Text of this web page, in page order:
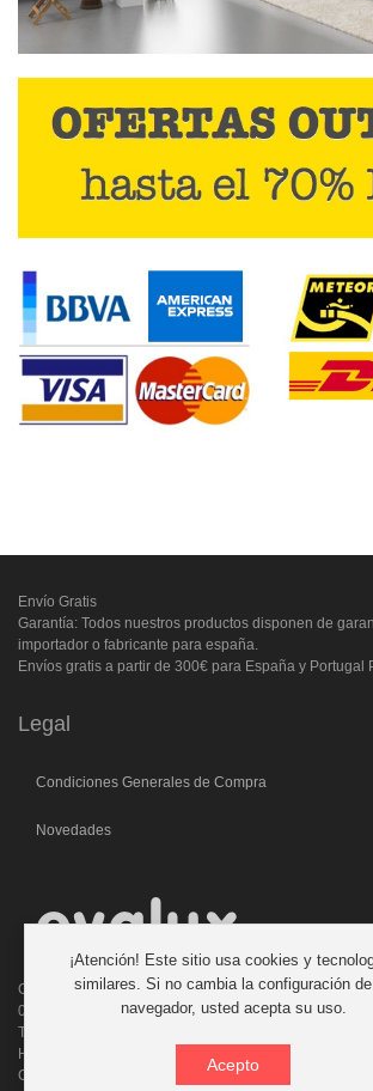
Envío Gratis
Garantía: Todos nuestros productos disponen de
importador o fabricante para españa.
Envíos gratis a partir de 300€ para España y Portugal
Legal
Condiciones Generales de Compra
Novedades
C/. Laforja, 46
08006 BARCELONA (ESPAÑA)
Teléfono: 933 210 593 - 619 711 900
Horario atencion telefonica: 9:00 a 14:00 Tardes con
Consultas:evalux@evalux.com
¡Atención! Este sitio usa cookies y
similares. Si no cambia la configuración
navegador, usted acepta su uso.
Acepto